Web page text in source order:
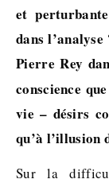
et
dans
Pierre Rey
conscience
vie – désirs
qu’à l’illusion
Sur la